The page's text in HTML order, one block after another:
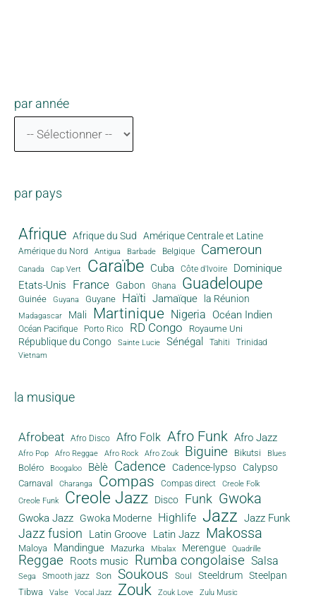
par année
par pays
Afrique Afrique du Sud Amérique Centrale et Latine
Amérique du Nord Antigua Barbade Belgique Cameroun
Canada Cap Vert Caraïbe Cuba Côte d'Ivoire
Dominique
Etats-Unis
France Gabon Ghana Guadeloupe
Guinée Guyana Guyane Haïti Jamaïque la Réunion
Madagascar Mali Martinique Nigeria Océan Indien
Océan Pacifique Porto Rico RD Congo Royaume Uni
République du Congo Sainte Lucie Sénégal Tahiti Trinidad
Vietnam
la musique
Afrobeat Afro Disco Afro Folk Afro Funk Afro Jazz
Afro Pop Afro Reggae Afro Rock Afro Zouk Biguine Bikutsi Blues
Boléro Boogaloo Bèlè Cadence Cadence-lypso Calypso
Carnaval Charanga Compas Compas direct
Creole Folk
Creole Funk
Creole Jazz Disco Funk Gwoka
Gwoka Jazz Gwoka Moderne Highlife Jazz Jazz Funk
Jazz fusion Latin Groove Latin Jazz Makossa
Maloya Mandingue Mazurka Mbalax Merengue Quadrille
Reggae Roots music Rumba congolaise Salsa
Sega Smooth jazz Son Soukous Soul Steeldrum Steelpan
Tibwa Valse Vocal Jazz Zouk Zouk Love Zulu Music